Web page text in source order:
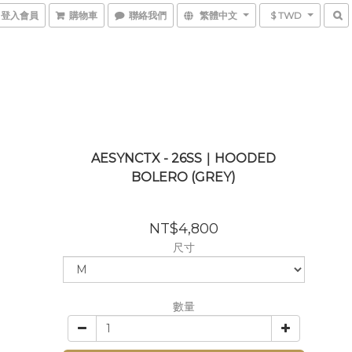
登入會員 購物車 聯絡我們 繁體中文 $ TWD
AESYNCTX - 26SS｜HOODED
BOLERO (GREY)
NT$4,800
尺寸
數量